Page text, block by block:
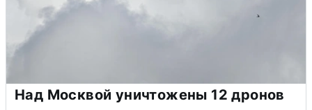
Над Москвой уничтожены 12 дронов